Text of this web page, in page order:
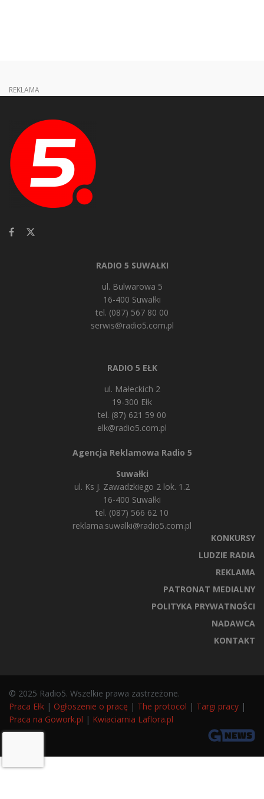
REKLAMA
RADIO 5 SUWAŁKI
ul. Bulwarowa 5
16-400 Suwałki
tel. (087) 567 80 00
serwis@radio5.com.pl
RADIO 5 EŁK
ul. Małeckich 2
19-300 Ełk
tel. (87) 621 59 00
elk@radio5.com.pl
Agencja Reklamowa Radio 5
Suwałki
ul. Ks J. Zawadzkiego 2 lok. 1.2
16-400 Suwałki
tel. (087) 566 62 10
reklama.suwalki@radio5.com.pl
KONKURSY
LUDZIE RADIA
REKLAMA
PATRONAT MEDIALNY
POLITYKA PRYWATNOŚCI
NADAWCA
KONTAKT
© 2025 Radio5. Wszelkie prawa zastrzeżone.
Praca Ełk | Ogłoszenie o pracę | The protocol | Targi pracy |
Praca na Gowork.pl | Kwiaciarnia Laflora.pl